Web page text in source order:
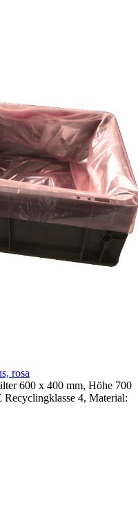
rosa
600 x 400 mm, Höhe 700
Recyclingklasse 4, Material: